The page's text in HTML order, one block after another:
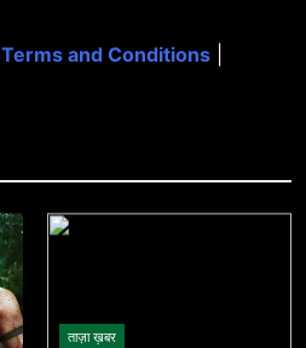
Terms and Conditions
ताज़ा ख़बर